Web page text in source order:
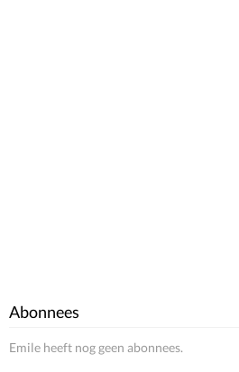
Abonnees
Emile heeft nog geen abonnees.